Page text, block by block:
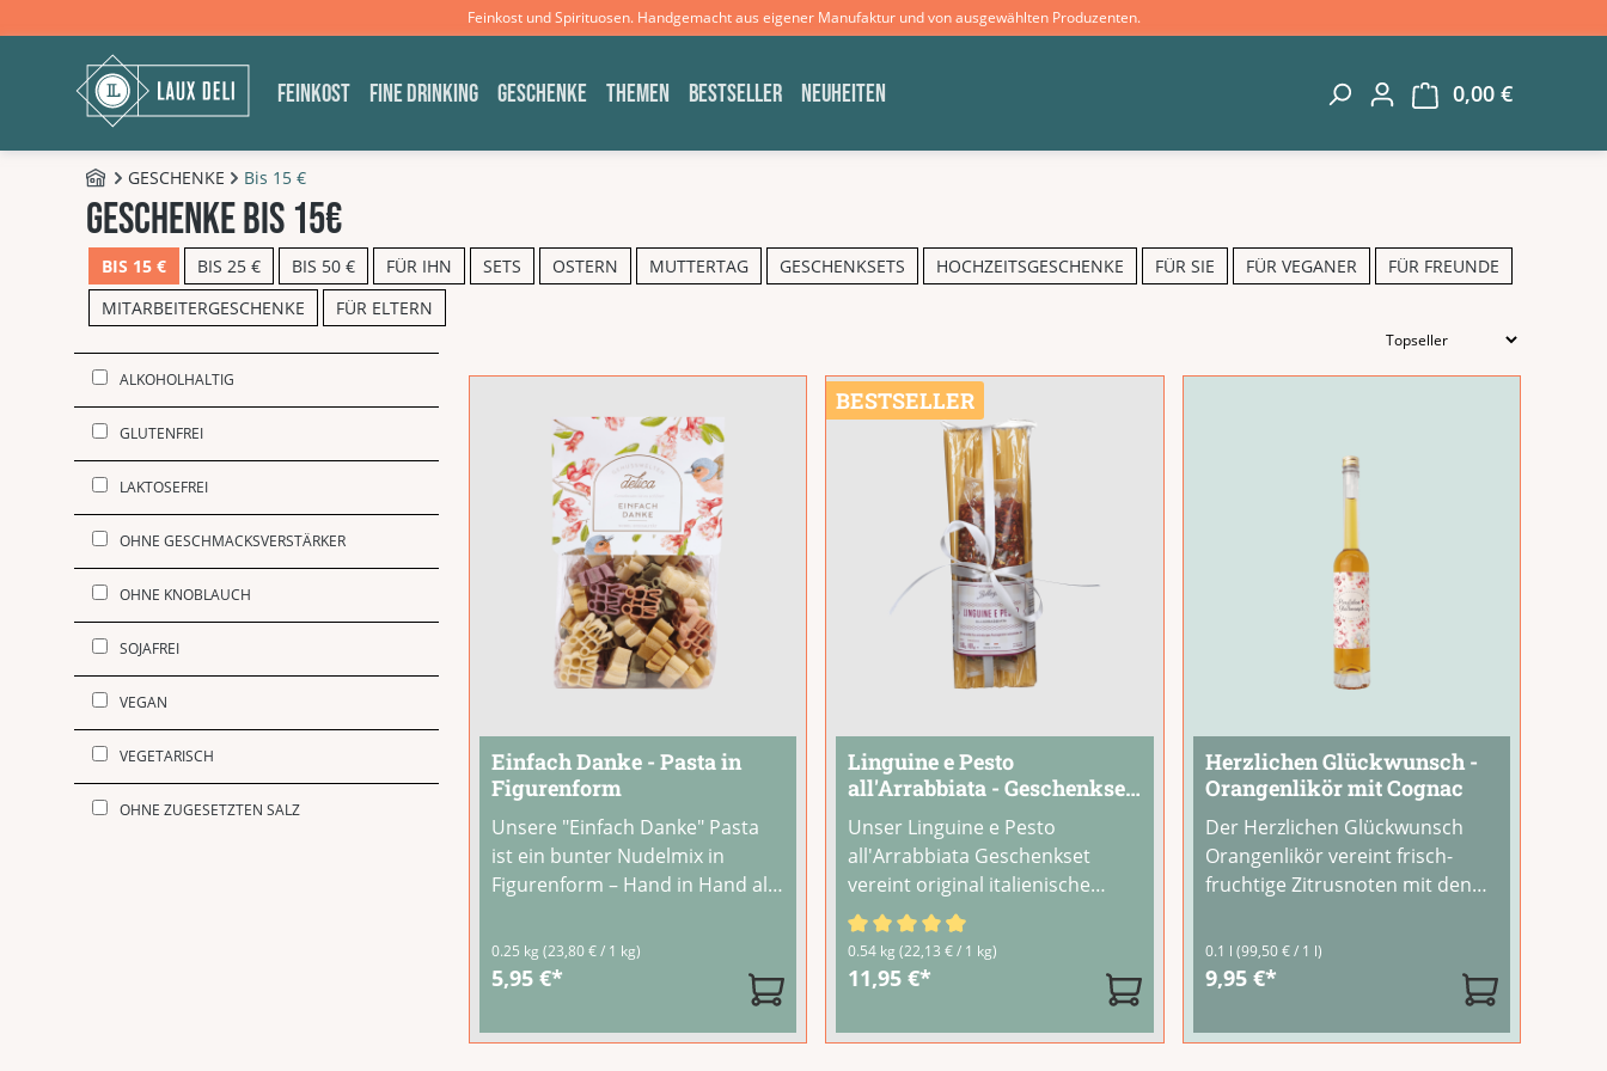
Feinkost und Spirituosen. Handgemacht aus eigener Manufaktur und von ausgewählten Produzenten.
FEINKOST FINE DRINKING GESCHENKE THEMEN BESTSELLER NEUHEITEN 0,00 €
B2C - ShopGESCHENKE Bis 15 €
Geschenke bis 15€
BIS 15 € BIS 25 € BIS 50 € FÜR IHN SETS OSTERN MUTTERTAG GESCHENKSETS HOCHZEITSGESCHENKE FÜR SIE FÜR VEGANER
FÜR FREUNDE
MITARBEITERGESCHENKE
FÜR ELTERN
ALKOHOLHALTIG
GLUTENFREI
LAKTOSEFREI
OHNE GESCHMACKSVERSTÄRKER
OHNE KNOBLAUCH
SOJAFREI
VEGAN
VEGETARISCH
OHNE ZUGESETZTEN SALZ
Einfach Danke - Pasta in
Figurenform
Unsere "Einfach Danke" Pasta
ist ein bunter Nudelmix in
Figurenform – Hand in Hand als
Dankbarkeit. Vier Farben aus
natürlichen Zutaten: Spinat,
Kurkuma.Schmeckt köstlich mit
0.25 kg (23,80 € / 1 kg)
5,95 €*
BESTSELLER
Linguine e Pesto
all'Arrabbiata - Geschenkset
mit Pasta &
Gewürzmischung
Unser Linguine e Pesto
all'Arrabbiata Geschenkset
vereint original italienische
Linguine mit einer würzig-
scharfen Gewürzmischung. Mit
edler Schleife verpackt – ein
einlädt.Die Gewürzmischung
Durchschnittliche Bewertung von 4.67 von 5 Sternen
0.54 kg(22,13 € / 1 kg)
11,95 €*
Herzlichen Glückwunsch -
Orangenlikör mit Cognac
Der Herzlichen Glückwunsch
Orangenlikör vereint frisch-
fruchtige Zitrusnoten mit den
Cognacs. Das Ergebnis ist ein
charakterstarker Likör in
goldgelber Farbe mit 40% vol. –
ein Genuss für besondere
0.1 l (99,50 € / 1 l)
9,95 €*